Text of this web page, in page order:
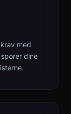
med
dine